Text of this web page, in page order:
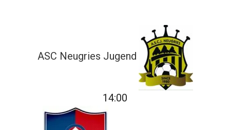
ASC Neugries Jugend
14:00